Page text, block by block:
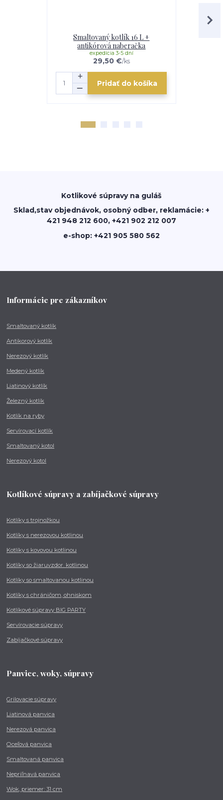
Smaltovaný kotlík 16 L +
antikórová naberačka
29,50 €/ks
expedícia 3-5 dní
Pridať do košíka
Kotlikové súpravy na guláš
Sklad,stav objednávok, osobný odber, reklamácie: +
421 948 212 600, +421 902 212 007
e-shop: +421 905 580 562
Informácie pre zákazníkov
Smaltovaný kotlík
Antikorový kotlík
Nerezový kotlík
Medený kotlík
Liatinový kotlík
Železný kotlík
Kotlík na ryby
Servírovací kotlík
Smaltovaný kotol
Nerezový kotol
Kotlíkové súpravy a zabíjačkové súpravy
Kotlíky s trojnožkou
Kotlíky s nerezovou kotlinou
Kotlíky s kovovou kotlinou
Kotlíky so žiaruvzdor. kotlinou
Kotlíky so smaltovanou kotlinou
Kotlíky s chráničom, ohniskom
Kotlíkové súpravy BIG PARTY
Servírovacie súpravy
Zabíjačkové súpravy
Panvice, woky, súpravy
Grilovacie súpravy
Liatinová panvica
Nerezová panvica
Oceľová panvica
Smaltovaná panvica
Nepriľnavá panvica
Wok, priemer: 31 cm